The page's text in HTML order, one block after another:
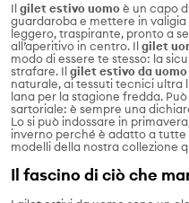
Ilgilet estivo uomoè un capo
guardaroba e mettere in
leggero, traspirante, pronto a
all’aperitivo in centro. Ilgilet
modo di essere te stesso: la
strafare. Ilgilet estivo da uomo
naturale, ai tessuti tecnici ultra
lana per la stagione fredda.
sartoriale: è sempre una
Lo si può indossare in
inverno perché è adatto a tutte
modelli della nostra collezione
Il fascino di ciò che